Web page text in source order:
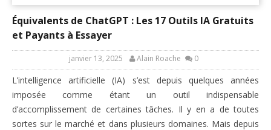
Équivalents de ChatGPT : Les 17 Outils IA Gratuits
et Payants à Essayer
janvier 13, 2025 Alain Roache 0
L’intelligence artificielle (IA) s’est depuis quelques années
imposée comme étant un outil indispensable
d’accomplissement de certaines tâches. Il y en a de toutes
sortes sur le marché et dans plusieurs domaines. Mais depuis